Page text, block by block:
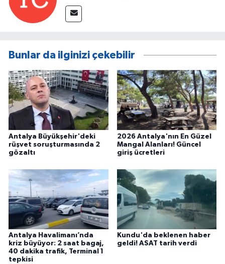
Bunlar da ilginizi çekebilir
Antalya Büyükşehir'deki
rüşvet soruşturmasında 2
gözaltı
2026 Antalya'nın En Güzel
Mangal Alanları! Güncel
giriş ücretleri
Antalya Havalimanı’nda
kriz büyüyor: 2 saat bagaj,
40 dakika trafik, Terminal 1
tepkisi
Kundu'da beklenen haber
geldi! ASAT tarih verdi